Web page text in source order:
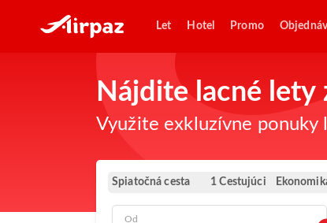
Let Hotel Promo
Nájdite lacné lety
Využite exkluzívne ponuky
Spiatočná cesta 1 Cestujúci
Od